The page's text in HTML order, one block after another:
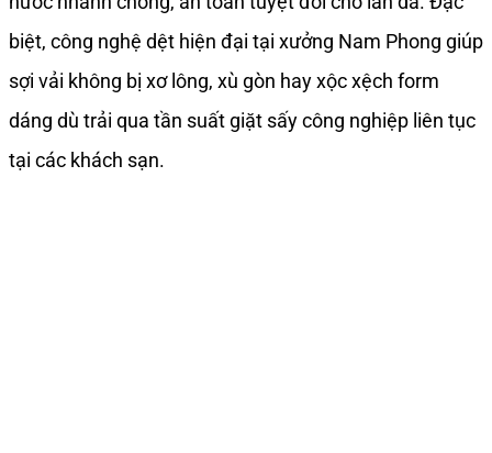
biệt, công nghệ dệt hiện đại tại xưởng Nam Phong giúp
sợi vải không bị xơ lông, xù gòn hay xộc xệch form
dáng dù trải qua tần suất giặt sấy công nghiệp liên tục
tại các khách sạn.